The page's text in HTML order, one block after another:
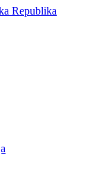
Republika